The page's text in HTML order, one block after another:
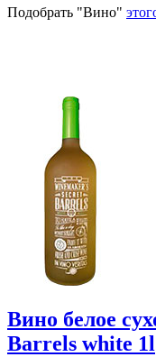
Подобрать "Вино"
Вино белое
Barrels white 1l